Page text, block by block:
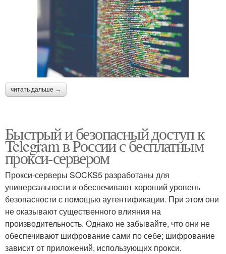
читать дальше →
Быстрый и безопасный доступ к
Telegram в России с бесплатным
прокси-сервером
Прокси-серверы SOCKS5 разработаны для
универсальности и обеспечивают хороший уровень
безопасности с помощью аутентификации. При этом они
не оказывают существенного влияния на
производительность. Однако не забывайте, что они не
обеспечивают шифрование сами по себе; шифрование
зависит от приложений, использующих прокси.